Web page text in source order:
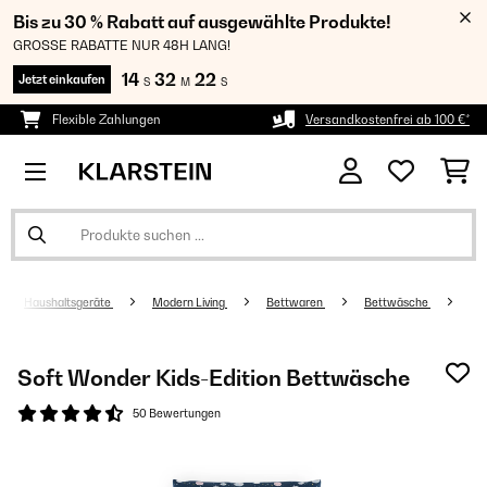
Bis zu 30 % Rabatt auf ausgewählte Produkte!
GROSSE RABATTE NUR 48H LANG!
Jetzt einkaufen 14 S 32 M 21 S
Flexible Zahlungen Versandkostenfrei ab 100 €*
Haushaltsgeräte Modern Living Bettwaren Bettwäsche
Soft Wonder Kids-Edition Bettwäsche
50 Bewertungen